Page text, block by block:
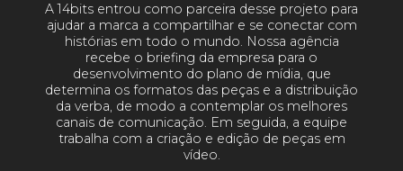
A 14bits entrou como parceira desse projeto para
ajudar a marca a compartilhar e se conectar com
histórias em todo o mundo. Nossa agência
recebe o briefing da empresa para o
desenvolvimento do plano de mídia, que
determina os formatos das peças e a distribuição
da verba, de modo a contemplar os melhores
canais de comunicação. Em seguida, a equipe
trabalha com a criação e edição de peças em
vídeo.